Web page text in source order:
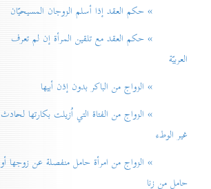
» حكم العقد إذا أسلم الزوجان المسيحيّان
» حكم العقد مع تلقين المرأة إن لم تعرف
العربيّة
» الزواج من الباكر بدون إذن أبيها
» الزواج من الفتاة التي اُزيلت بكارتها لحادث
غير الوطء
» الزواج من امرأة حامل منفصلة عن زوجها أو
حامل من زنا